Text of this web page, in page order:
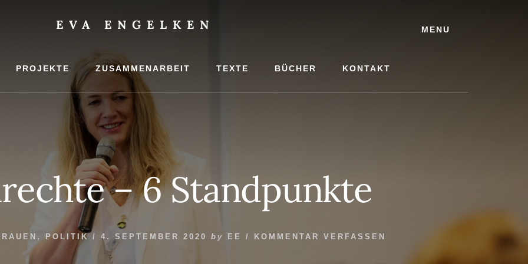
MENU
EVA ENGELKEN
PROJEKTE ZUSAMMENARBEIT TEXTE BÜCHER KONTAKT
– 6 Standpunkte
, POLITIK/ 4. SEPTEMBER 2020 by EE / KOMMENTAR VERFASSEN